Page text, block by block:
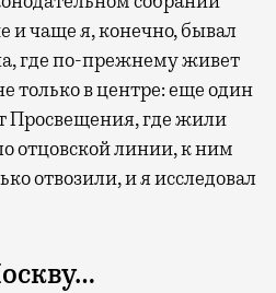
и чаще я, конечно, бывал
где по-прежнему живет
только в центре: еще один
Просвещения, где жили
отцовской линии, к ним
отвозили, и я исследовал